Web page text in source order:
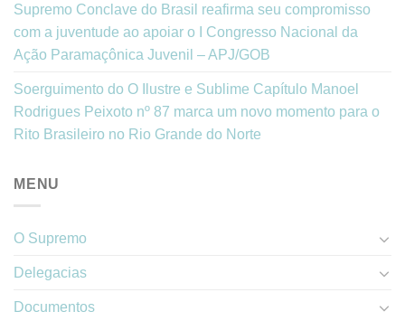
Supremo Conclave do Brasil reafirma seu compromisso
com a juventude ao apoiar o I Congresso Nacional da
Ação Paramaçônica Juvenil – APJ/GOB
Soerguimento do O Ilustre e Sublime Capítulo Manoel
Rodrigues Peixoto nº 87 marca um novo momento para o
Rito Brasileiro no Rio Grande do Norte
MENU
O Supremo
Delegacias
Documentos